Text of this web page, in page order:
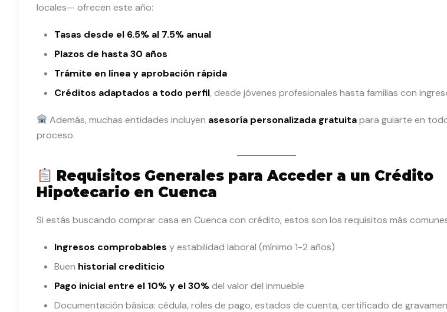
locales— ofrecen este año:
Tasas desde el 6.5% al 7.5% anual
Plazos de hasta 30 años
Trámite en línea y aprobación rápida
Créditos adaptados a todo perfil, desde jóvenes profesionales hasta familias con
Además, muchas entidades incluyen asesoría personalizada gratuitapara guiarte en
proceso.
Requisitos Generales para Acceder a un Crédito
Hipotecario en Cuenca
Si estás buscando comprar casa en Cuenca con crédito, estos son los requisitos más
Ingresos comprobables y estabilidad laboral (mínimo 1-2 años)
Buen historial crediticio
Pago inicial entre el 10% y el 30%del valor del inmueble
Documentación básica: cédula, roles de pago, estados de cuenta, certificado de